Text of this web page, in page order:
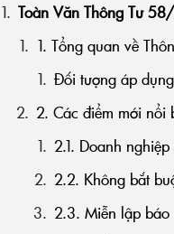
Toàn Văn Thông Tư
1. Tổng quan về
Đối tượng áp
2. Các điểm mới nổi
2.1. Doanh
2.2. Không bắt
2.3. Miễn lập báo